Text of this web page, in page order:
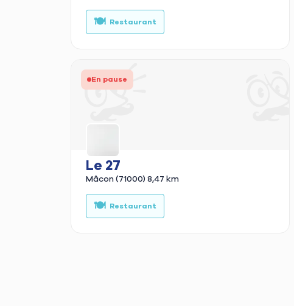
🍽️ Restaurant
En pause
Le 27
Mâcon (71000) 8,47 km
🍽️ Restaurant